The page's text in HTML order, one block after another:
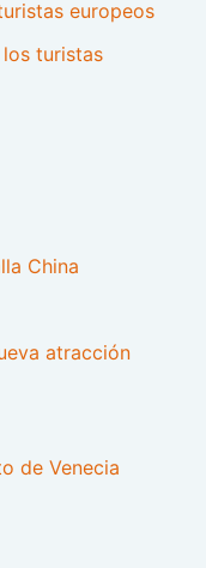
europeos
turistas
China
atracción
de Venecia